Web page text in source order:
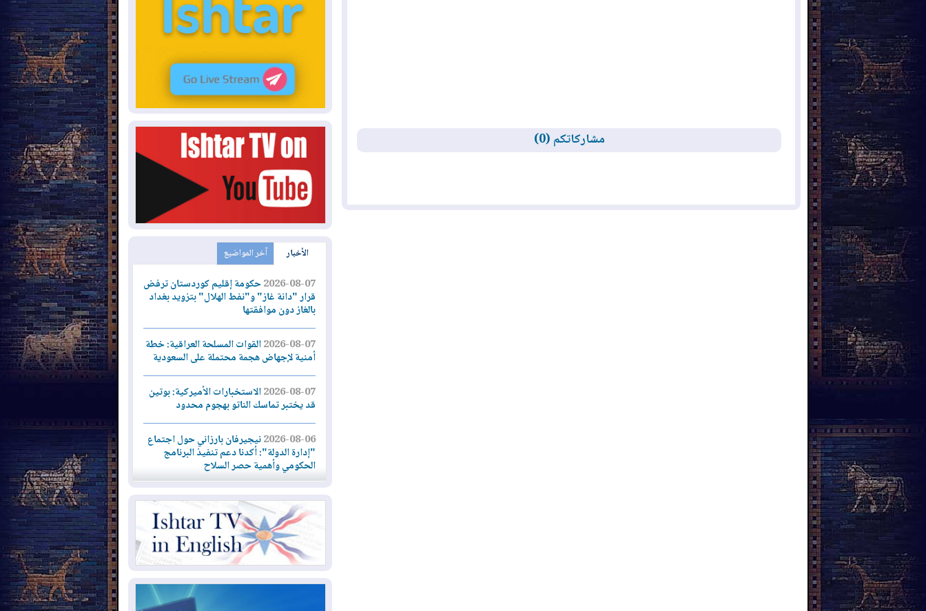
مشاركاتكم (0)
الأخبار آخر المواضيع
2026-08-07حكومة إقليم كوردستان ترفض
قرار "دانة غاز" و"نفط الهلال" بتزويد بغداد
بالغاز دون موافقتها
2026-08-07القوات المسلحة العراقية: خطة
أمنية لإجهاض هجمة محتملة على السعودية
2026-08-07الاستخبارات الأميركية: بوتين
قد يختبر تماسك الناتو بهجوم محدود
2026-08-06نيجيرفان بارزاني حول اجتماع
"إدارة الدولة": أكدنا دعم تنفيذ البرنامج
الحكومي وأهمية حصر السلاح
2026-08-06ائتلاف ادارة الدولة: من
يقومون بسلوك يهدد امن البلاد خارجون عن
القانون يجب محاربتهم
2026-08-06بعد هجومين قرب باب المندب..
الأحمر